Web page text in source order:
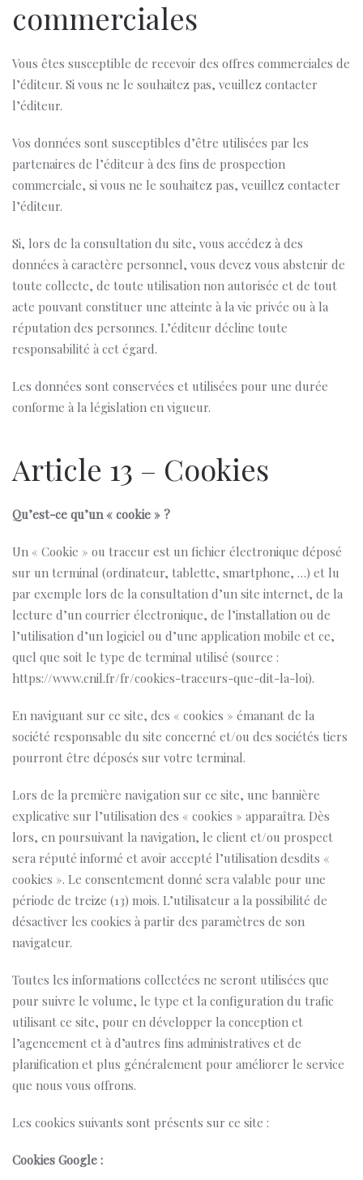
commerciales
Vous êtes susceptible de recevoir des offres commerciales de
l’éditeur. Si vous ne le souhaitez pas, veuillez contacter
l’éditeur.
Vos données sont susceptibles d’être utilisées par les
partenaires de l’éditeur à des fins de prospection
commerciale, si vous ne le souhaitez pas, veuillez contacter
l’éditeur.
Si, lors de la consultation du site, vous accédez à des
données à caractère personnel, vous devez vous abstenir de
toute collecte, de toute utilisation non autorisée et de tout
acte pouvant constituer une atteinte à la vie privée ou à la
réputation des personnes. L’éditeur décline toute
responsabilité à cet égard.
Les données sont conservées et utilisées pour une durée
conforme à la législation en vigueur.
Article 13 – Cookies
Qu’est-ce qu’un « cookie » ?
Un « Cookie » ou traceur est un fichier électronique déposé
sur un terminal (ordinateur, tablette, smartphone, …) et lu
par exemple lors de la consultation d’un site internet, de la
lecture d’un courrier électronique, de l’installation ou de
l’utilisation d’un logiciel ou d’une application mobile et ce,
quel que soit le type de terminal utilisé (source :
https://www.cnil.fr/fr/cookies-traceurs-que-dit-la-loi).
En naviguant sur ce site, des « cookies » émanant de la
société responsable du site concerné et/ou des sociétés tiers
pourront être déposés sur votre terminal.
Lors de la première navigation sur ce site, une bannière
explicative sur l’utilisation des « cookies » apparaîtra. Dès
lors, en poursuivant la navigation, le client et/ou prospect
sera réputé informé et avoir accepté l’utilisation desdits «
cookies ». Le consentement donné sera valable pour une
période de treize (13) mois. L’utilisateur a la possibilité de
désactiver les cookies à partir des paramètres de son
navigateur.
Toutes les informations collectées ne seront utilisées que
pour suivre le volume, le type et la configuration du trafic
utilisant ce site, pour en développer la conception et
l’agencement et à d’autres fins administratives et de
planification et plus généralement pour améliorer le service
que nous vous offrons.
Les cookies suivants sont présents sur ce site :
Cookies Google :